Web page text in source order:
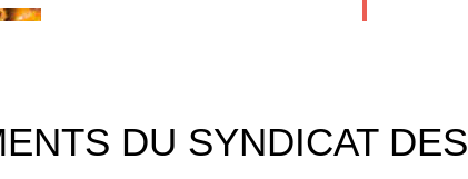
DU SYNDICAT DES